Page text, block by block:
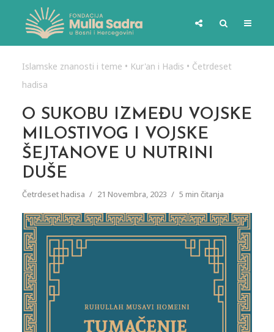
Islamske znanosti i teme • Kur'an i Hadis • Četrdeset
hadisa
O SUKOBU IZMEĐU VOJSKE
MILOSTIVOG I VOJSKE
ŠEJTANOVE U NUTRINI
DUŠE
Četrdeset hadisa 21 Novembra, 2023 5 min čitanja